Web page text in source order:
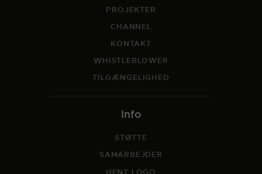
PROJEKTER
CHANNEL
KONTAKT
WHISTLEBLOWER
TILGÆNGELIGHED
Info
STØTTE
SAMARBEJDER
HENT LOGO